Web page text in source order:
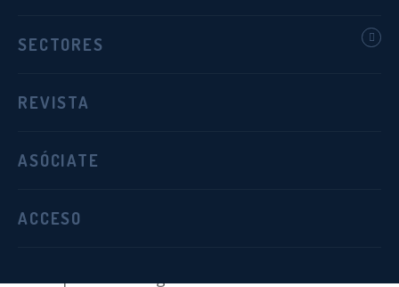
SECTORES
REVISTA
ASÓCIATE
ACCESO
infantil 0-3
Comunicado. 02/06/2021.-
la deducción de 1.000 euros contemplada
gastos educativos en centros privados 0-3